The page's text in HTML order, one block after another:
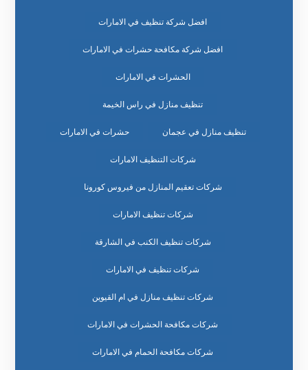
افضل شركة تنظيف في الامارات
افضل شركة مكافحة حشرات في الامارات
الحشرات في الامارات
تنظيف منازل في راس الخيمة
تنظيف منازل في عجمان حشرات في الامارات
شركات التنظيف الامارات
شركات تعقيم المنازل من فيروس كورونا
شركات تنظيف الامارات
شركات تنظيف الكنب في الشارقة
شركات تنظيف في الامارات
شركات تنظيف منازل في ام القيوين
شركات مكافحة الحشرات في الامارات
شركات مكافحة الحمام في الامارات